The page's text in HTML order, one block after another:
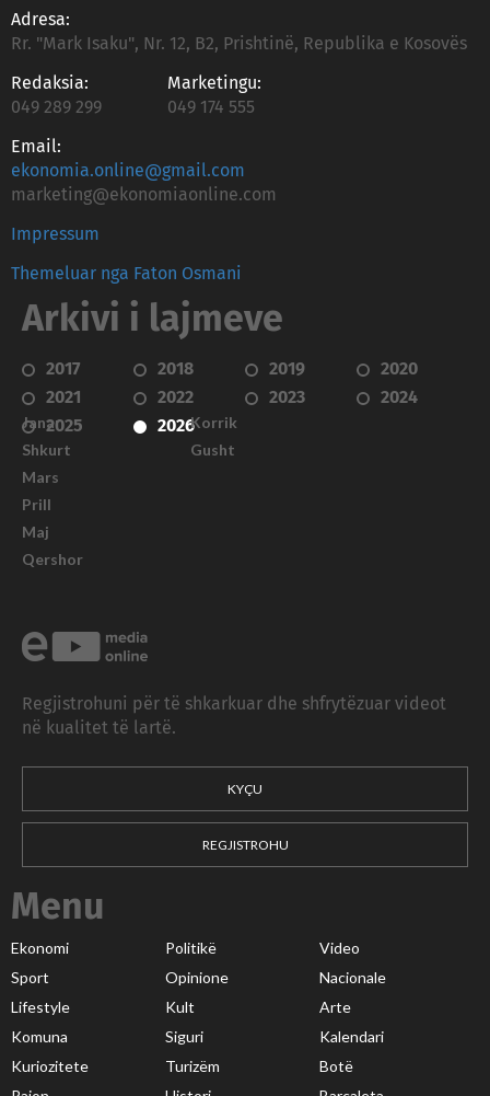
Adresa:
Rr. "Mark Isaku", Nr. 12, B2, Prishtinë, Republika e Kosovës
Redaksia:
049 289 299
Marketingu:
049 174 555
Email:
ekonomia.online@gmail.com
marketing@ekonomiaonline.com
Impressum
Themeluar nga Faton Osmani
Arkivi i lajmeve
2017 2018 2019
2020
2021
2022 2023
2024
2025
2026
Janar
Shkurt
Mars
Prill
Maj
Qershor
Korrik
Gusht
Regjistrohuni për të shkarkuar dhe shfrytëzuar videot
në kualitet të lartë.
KYÇU
REGJISTROHU
Menu
Ekonomi Politikë
Video
Sport
Opinione
Nacionale
Lifestyle
Kult
Arte
Komuna
Siguri
Kalendari
Kuriozitete
Turizëm
Botë